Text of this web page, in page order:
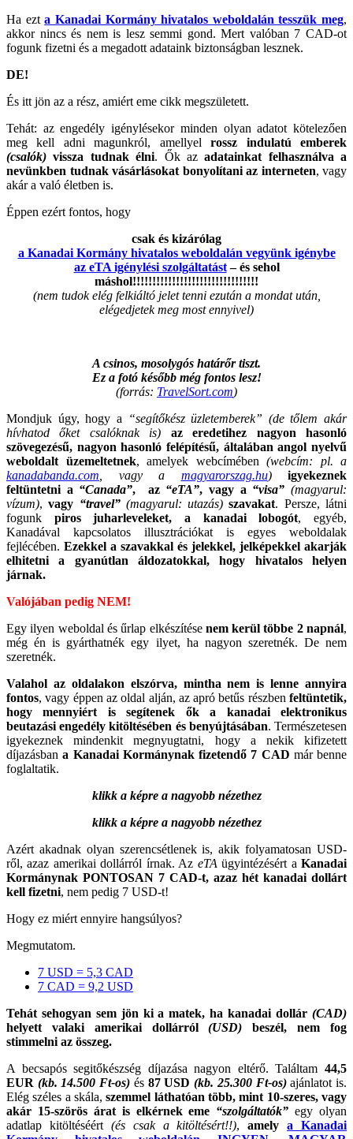
Ha ezta Kanadai Kormány hivatalos weboldalán tesszük meg,
akkor nincs és nem is lesz semmi gond. Mert valóban 7 CAD-ot
fogunk fizetni és a megadott adataink biztonságban lesznek.
DE!
És itt jön az a rész, amiért eme cikk megszületett.
Tehát: az engedély igénylésekor minden olyan adatot kötelezően
meg kell adni magunkról, amellyelrossz indulatú emberek
(csalók) vissza tudnak élni. Ők azadatainkat felhasználva a
nevünkben tudnak vásárlásokat bonyolítani az interneten, vagy
akár a való életben is.
Éppen ezért fontos, hogy
csak és kizárólag
a Kanadai Kormány hivatalos weboldalán vegyünk igénybe
az eTA igénylési szolgáltatást– és sehol
máshol!!!!!!!!!!!!!!!!!!!!!!!!!!!!!!!!
(nem tudok elég felkiáltó jelet tenni ezután a mondat után,
elégedjetek meg most ennyivel)
A csinos, mosolygós határőr tiszt.
Ez a fotó később még fontos lesz!
(forrás: TravelSort.com)
Mondjuk úgy, hogy a
“segítőkész üzletemberek” (de tőlem akár
hívhatod őket csalóknak is)
az eredetihez nagyon hasonló
szövegezésű, nagyon hasonló felépítésű, általában angol nyelvű
weboldalt üzemeltetnek, amelyek webcímében (webcím: pl. a
kanadabanda.com , vagy a magyarorszag.hu)
igyekeznek
feltüntetni a “Canada”, az “eTA”, vagy a “visa” (magyarul:
vízum),vagy “travel” (magyarul: utazás) szavakat. Persze, látni
fogunk piros juharleveleket, a kanadai lobogót, egyéb,
Kanadával kapcsolatos illusztrációkat is egyes weboldalak
fejlécében. Ezekkel a szavakkal és jelekkel, jelképekkel akarják
elhitetni a gyanútlan áldozatokkal, hogy hivatalos helyen
járnak.
Valójában pedig NEM!
Egy ilyen weboldal és űrlap elkészítése nem kerül többe 2 napnál,
még én is gyárthatnék egy ilyet, ha nagyon szeretnék. De nem
szeretnék.
Valahol az oldalakon elszórva, mintha nem is lenne annyira
fontos, vagy éppen az oldal alján, az apró betűs részben feltüntetik,
hogy mennyiért is segítenek ők a kanadai elektronikus
beutazási engedély kitöltésében és benyújtásában. Természetesen
igyekeznek mindenkit megnyugtatni, hogy a nekik kifizetett
díjazásbana Kanadai Kormánynak fizetendő 7 CAD már benne
foglaltatik.
klikk a képre a nagyobb nézethez
klikk a képre a nagyobb nézethez
Azért akadnak olyan szerencsétlenek is, akik folyamatosan USD-
ről, azaz amerikai dollárról írnak. Az eTA ügyintézésért aKanadai
Kormánynak PONTOSAN 7 CAD-t, azaz hét kanadai dollárt
kell fizetni, nem pedig 7 USD-t!
Hogy ez miért ennyire hangsúlyos?
Megmutatom.
7 USD = 5,3 CAD
7 CAD = 9,2 USD
Tehát sehogyan sem jön ki a matek, ha kanadai dollár (CAD)
helyett valaki amerikai dollárról(USD) beszél, nem fog
stimmelni az összeg.
A becsapós segitőkészség díjazása nagyon eltérő. Találtam 44,5
EUR (kb. 14.500 Ft-os) és87 USD(kb. 25.300 Ft-os)ajánlatot is.
Elég széles a skála,szemmel láthatóan több, mint 10-szeres, vagy
akár 15-szörös árat is elkérnek eme “szolgáltatók” egy olyan
adatlap kitöltéséért (és csak a kitöltésért!!),amelya Kanadai